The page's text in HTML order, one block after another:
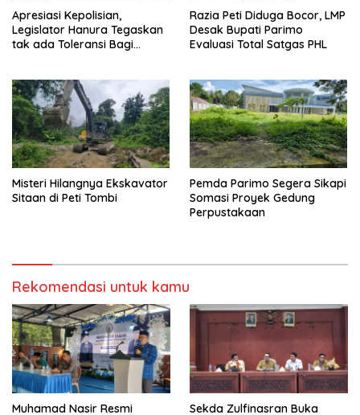
Apresiasi Kepolisian,
Legislator Hanura Tegaskan
tak ada Toleransi Bagi
Razia Peti Diduga Bocor, LMP
Desak Bupati Parimo
Evaluasi Total Satgas PHL
Misteri Hilangnya Ekskavator
Sitaan di Peti Tombi
Pemda Parimo Segera Sikapi
Somasi Proyek Gedung
Perpustakaan
Rekomendasi untuk kamu
Muhamad Nasir Resmi
Sekda Zulfinasran Buka